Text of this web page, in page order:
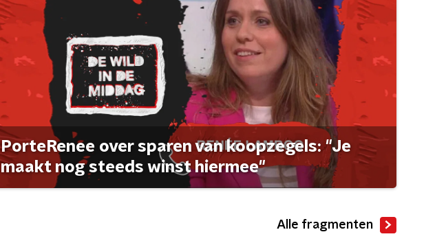
PorteRenee over sparen van koopzegels: "Je
maakt nog steeds winst hiermee"
Alle fragmenten